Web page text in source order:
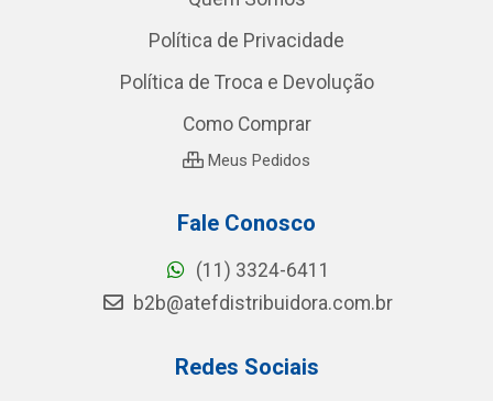
Política de Privacidade
Política de Troca e Devolução
Como Comprar
Meus Pedidos
Fale Conosco
(11) 3324-6411
b2b@atefdistribuidora.com.br
Redes Sociais